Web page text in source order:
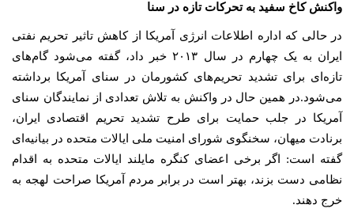
واکنش کاخ سفید به تحرکات تازه در سنا
در حالی که اداره اطلاعات انرژی آمریکا از کاهش تاثیر تحریم نفتی
ایران به یک چهارم در سال ۲۰۱۳ خبر داد، گفته می‌شود گام‌های
تازه‌ای برای تشدید تحریم‌های کشورمان در سنای آمریکا برداشته
می‌شود.در همین حال در واکنش به تلاش تعدادی از نمایندگان سنای
آمریکا در جلب حمایت برای طرح تشدید تحریم اقتصادی ایران،
برنادت میهان، ‌سخنگوی شورای امنیت ملی ایالات متحده در بیانیه‌ای
گفته است: اگر برخی اعضای کنگره مایلند ایالات متحده به اقدام
نظامی دست بزند، بهتر است در برابر مردم آمریکا صراحت لهجه به
خرج دهند.